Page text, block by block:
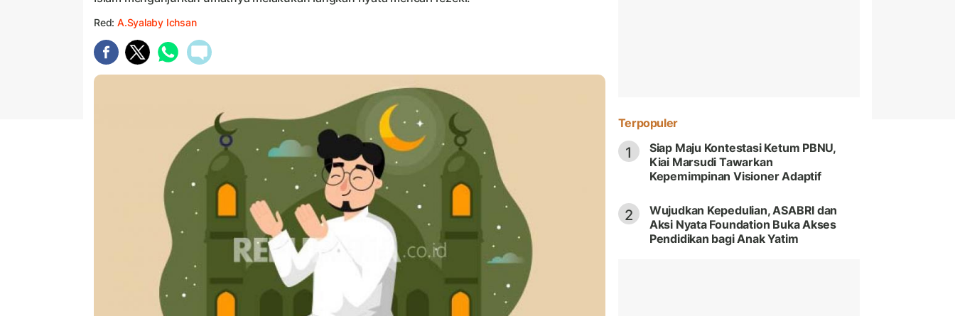
Red: A.Syalaby Ichsan
Terpopuler
1
Siap Maju Kontestasi Ketum PBNU,
Kiai Marsudi Tawarkan
Kepemimpinan Visioner Adaptif
2
Wujudkan Kepedulian, ASABRI dan
Aksi Nyata Foundation Buka Akses
Pendidikan bagi Anak Yatim